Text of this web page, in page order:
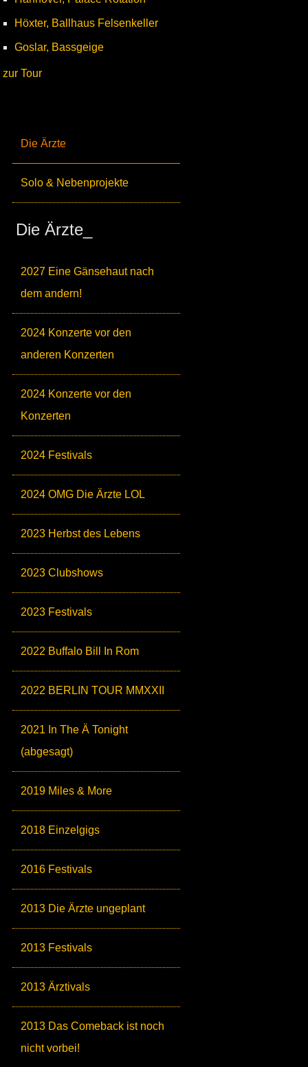
Die Ärzte
Solo & Nebenprojekte
Die Ärzte_
2027 Eine Gänsehaut nach
dem andern!
2024 Konzerte vor den
anderen Konzerten
2024 Konzerte vor den
Konzerten
2024 Festivals
2024 OMG Die Ärzte LOL
2023 Herbst des Lebens
2023 Clubshows
2023 Festivals
2022 Buffalo Bill In Rom
2022 BERLIN TOUR MMXXII
2021 In The Ä Tonight
(abgesagt)
2019 Miles & More
2018 Einzelgigs
2016 Festivals
2013 Die Ärzte ungeplant
2013 Festivals
2013 Ärztivals
2013 Das Comeback ist noch
nicht vorbei!
Höxter, Ballhaus Felsenkeller
Goslar, Bassgeige
zur Tour